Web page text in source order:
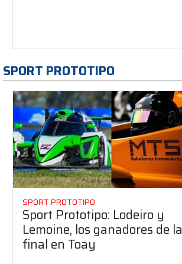
SPORT PROTOTIPO
SPORT PROTOTIPO
Sport Prototipo: Lodeiro y
Lemoine, los ganadores de la
final en Toay